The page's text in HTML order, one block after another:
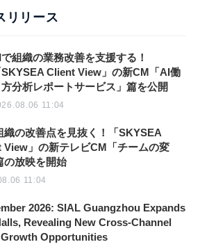
リリース
組織の業務改善を支援する！
SKYSEA Client View」の新CM「AI働
方分析レポートサービス」篇を公開
11:04
織の改善点を見抜く！「SKYSEA
View」の新テレビCM「チームの変
の放映を開始
11:04
2026: SIAL Guangzhou Expands
Revealing New Cross-Channel
Opportunities